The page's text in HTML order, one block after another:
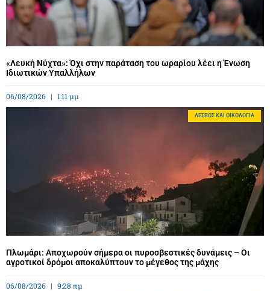
«Λευκή Νύχτα»: Όχι στην παράταση του ωραρίου λέει η Ένωση
Ιδιωτικών Υπαλλήλων
06/08/2026 1:11 μμ
ΛΈΣΒΟΣ ΚΑΙ ΟΙΚΟΛΟΓΊΑ
Πλωμάρι: Αποχωρούν σήμερα οι πυροσβεστικές δυνάμεις – Οι
αγροτικοί δρόμοι αποκαλύπτουν το μέγεθος της μάχης
06/08/2026 9:28 πμ